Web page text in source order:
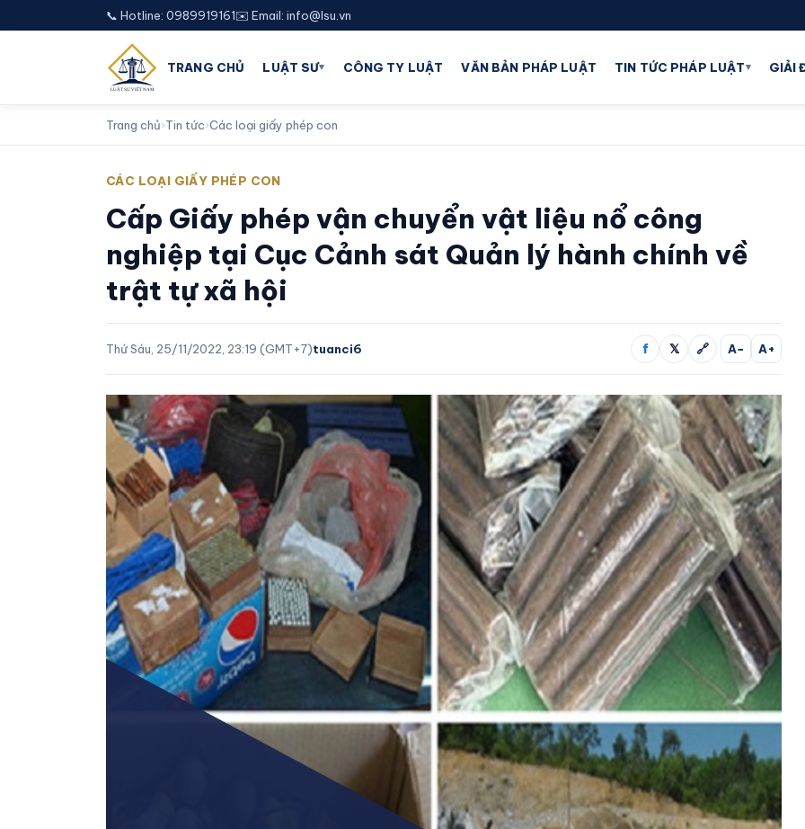
📞 Hotline: 0989919161✉️ Email: info@lsu.vn
TRANG CHỦ LUẬT SƯ▾ CÔNG TY LUẬT VĂN BẢN PHÁP LUẬT TIN TỨC PHÁP LUẬT▾ GIẢI
Trang chủ›Tin tức›Các loại giấy phép con
CÁC LOẠI GIẤY PHÉP CON
Cấp Giấy phép vận chuyển vật liệu nổ công
nghiệp tại Cục Cảnh sát Quản lý hành chính về
trật tự xã hội
Thứ Sáu, 25/11/2022, 23:19 (GMT+7)tuanci6 f 𝕏 🔗 A− A+